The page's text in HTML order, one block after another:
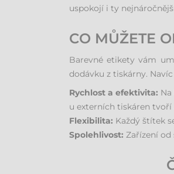
uspokojí i ty
CO MŮŽETE
Barevné etikety vám
dodávku z tiskárny.
Rychlost a efektivita:
u externích tiskáren tvoří
Flexibilita: Každý štítek
Spolehlivost: Zařízení